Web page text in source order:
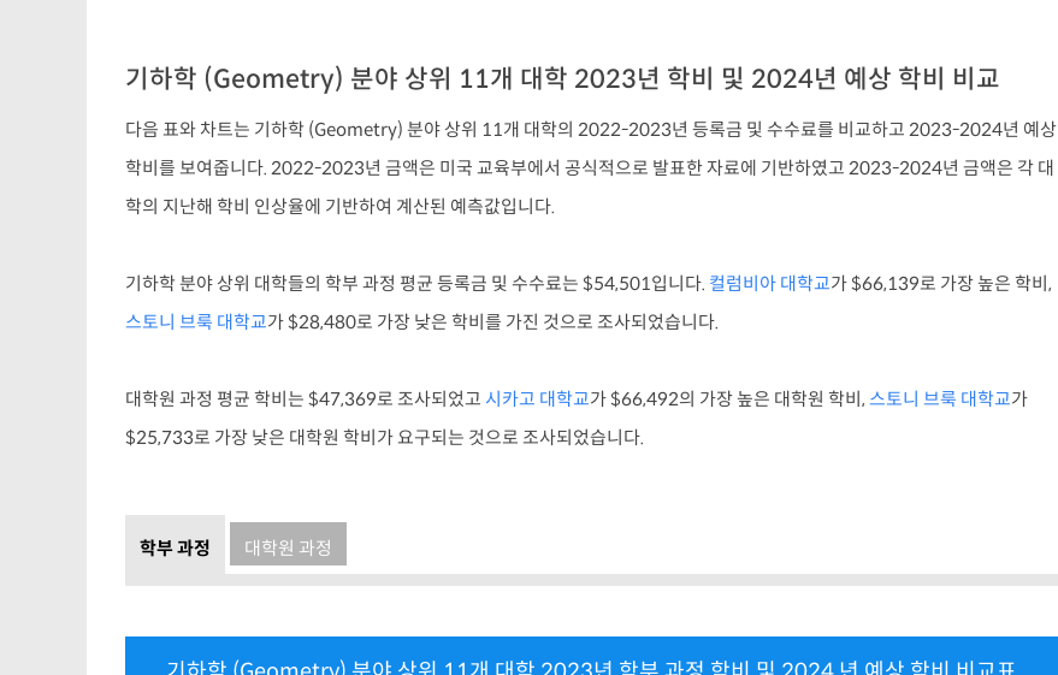
기하학 (Geometry) 분야 상위 11개 대학 2023년 학비 및 2024년 예상 학비 비교
다음 표와 차트는 기하학 (Geometry) 분야 상위 11개 대학의 2022-2023년 등록금 및 수수료를 비교하고 2023-2024년 예상
학비를 보여줍니다. 2022-2023년 금액은 미국 교육부에서 공식적으로 발표한 자료에 기반하였고 2023-2024년 금액은 각 대
학의 지난해 학비 인상율에 기반하여 계산된 예측값입니다.
기하학 분야 상위 대학들의 학부 과정 평균 등록금 및 수수료는 $54,501입니다. 컬럼비아 대학교가 $66,139로 가장 높은 학비,
스토니 브룩 대학교가 $28,480로 가장 낮은 학비를 가진 것으로 조사되었습니다.
대학원 과정 평균 학비는 $47,369로 조사되었고 시카고 대학교가 $66,492의 가장 높은 대학원 학비, 스토니 브룩 대학교가
$25,733로 가장 낮은 대학원 학비가 요구되는 것으로 조사되었습니다.
학부 과정 대학원 과정